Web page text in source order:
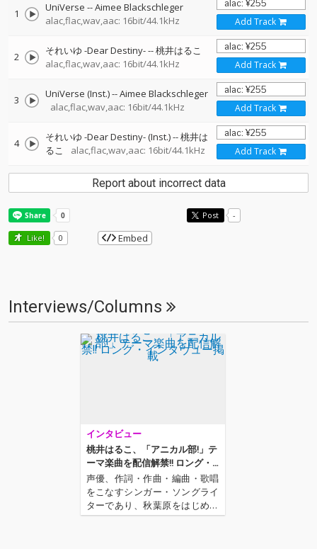
1 UniVerse --Aimee Blackschleger
alac,flac,wav,aac: 16bit/44.1kHz
Add Track
2 それいゆ -Dear Destiny---桃井はるこ
alac,flac,wav,aac: 16bit/44.1kHz
Add Track
3 UniVerse (Inst.)--Aimee Blackschleger
alac,flac,wav,aac: 16bit/44.1kHz
Add Track
4 それいゆ -Dear Destiny- (Inst.)--桃井は
るこ
alac,flac,wav,aac: 16bit/44.1kHz Add Track
Report about incorrect data
Post -
Like! 0 Embed
Interviews/Columns
インタビュー
桃井はるこ、「アニカル部!」テ
ーマ楽曲を配信解禁!! ロング・
インタヴュー掲載
声優、作詞・作曲・編曲・歌唱
をこなすシンガー・ソングライ
ターであり、秋葉原をはじめと
した日本のサブカルチャーにも